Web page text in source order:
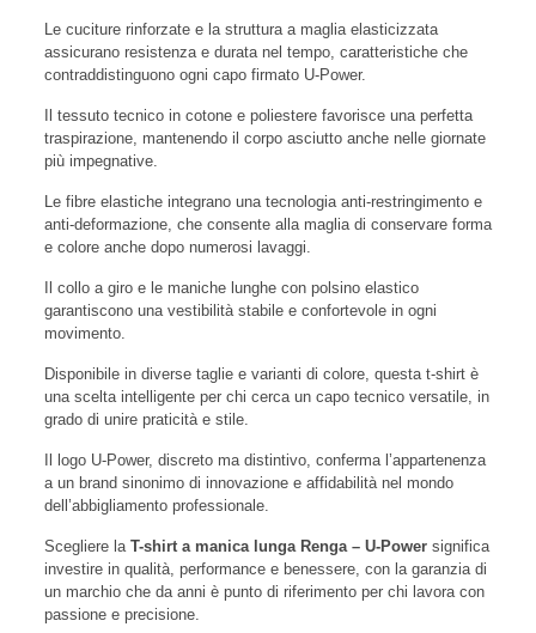
Le cuciture rinforzate e la struttura a maglia elasticizzata
assicurano resistenza e durata nel tempo, caratteristiche che
contraddistinguono ogni capo firmato U-Power.
Il tessuto tecnico in cotone e poliestere favorisce una perfetta
traspirazione, mantenendo il corpo asciutto anche nelle giornate
più impegnative.
Le fibre elastiche integrano una tecnologia anti-restringimento e
anti-deformazione, che consente alla maglia di conservare forma
e colore anche dopo numerosi lavaggi.
Il collo a giro e le maniche lunghe con polsino elastico
garantiscono una vestibilità stabile e confortevole in ogni
movimento.
Disponibile in diverse taglie e varianti di colore, questa t-shirt è
una scelta intelligente per chi cerca un capo tecnico versatile, in
grado di unire praticità e stile.
Il logo U-Power, discreto ma distintivo, conferma l’appartenenza
a un brand sinonimo di innovazione e affidabilità nel mondo
dell’abbigliamento professionale.
Scegliere la T-shirt a manica lunga Renga – U-Powersignifica
investire in qualità, performance e benessere, con la garanzia di
un marchio che da anni è punto di riferimento per chi lavora con
passione e precisione.